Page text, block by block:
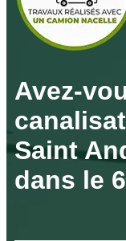
Avez-
Saint
dans le